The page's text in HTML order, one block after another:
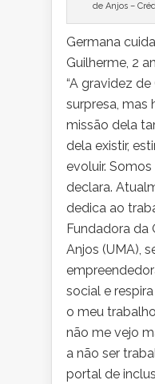
de Anjos –
Germana
Guilherme, 2
“A gravidez de
surpresa, mas
missão dela
dela existir,
evoluir.
declara.
dedica ao
Fundadora da
Anjos (UMA),
social e
o meu
não me vejo
a não ser
portal de